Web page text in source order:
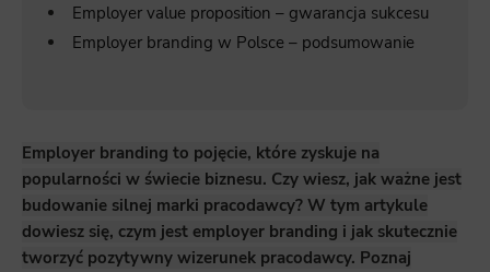
Employer value proposition – gwarancja sukcesu
Employer branding w Polsce – podsumowanie
Employer branding to pojęcie, które zyskuje na
popularności w świecie biznesu. Czy wiesz, jak ważne jest
budowanie silnej marki pracodawcy? W tym artykule
dowiesz się, czym jest employer branding i jak skutecznie
tworzyć pozytywny wizerunek pracodawcy. Poznaj